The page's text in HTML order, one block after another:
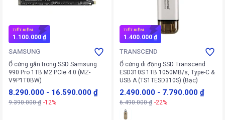
TIẾT KIỆM
1.100.000 ₫
SAMSUNG
Ổ cứng gắn trong SSD Samsung
990 Pro 1TB M2 PCIe 4.0 (MZ-
V9P1T0BW)
8.290.000 - 16.590.000 ₫
9.390.000 ₫ -12%
TIẾT KIỆM
1.400.000 ₫
TRANSCEND
Ổ cứng di động SSD Transcend
ESD310S 1TB 1050MB/s, Type-C &
USB A (TS1TESD310S) (Bạc)
2.490.000 - 7.790.000 ₫
6.490.000 ₫ -22%